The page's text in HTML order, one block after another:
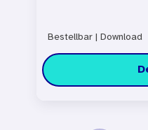
Bestellbar Download